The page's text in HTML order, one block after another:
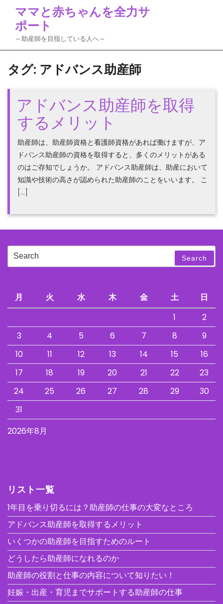
content
ママと赤ちゃんを全力サ
ポート
～助産師を目指している人へ～
タグ: アドバンス助産師
アドバンス助産師を取得
するメリット
助産師は、助産師資格と看護師資格があれば働けますが、ア
ドバンス助産師の資格を取得すると、多くのメリットがある
のはご存知でしょうか。 アドバンス助産師は、助産において
知識や技術の高さが認められた助産師のことをいいます。 こ
[…]
Search
Search
2026年8月
月 火 水 木 金 土
日
1
2
3
4 5 6 7 8
9
10
11 12 13 14 15
16
17
18 19 20 21 22
23
24
25 26 27 28 29
30
31
リスト一覧
1年目を乗り切るには？助産師の仕事の大変なところ
アドバンス助産師を取得するメリット
いくつかの助産師を目指すためのルート
どうしたら助産師になれるのか
助産師の役割と仕事の内容について知りたい！
妊娠・出産・育児までサポートする助産師の仕事